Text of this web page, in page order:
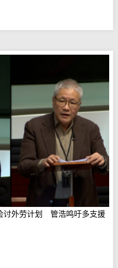
讨外劳计划 管浩鸣吁多支援